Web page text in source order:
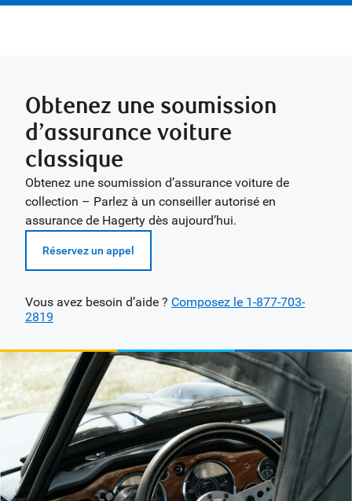
Obtenez une soumission
d’assurance voiture
classique
Obtenez une soumission d’assurance voiture de
collection – Parlez à un conseiller autorisé en
assurance de Hagerty dès aujourd’hui.
Réservez un appel
Vous avez besoin d’aide ? Composez le 1-877-703-
2819